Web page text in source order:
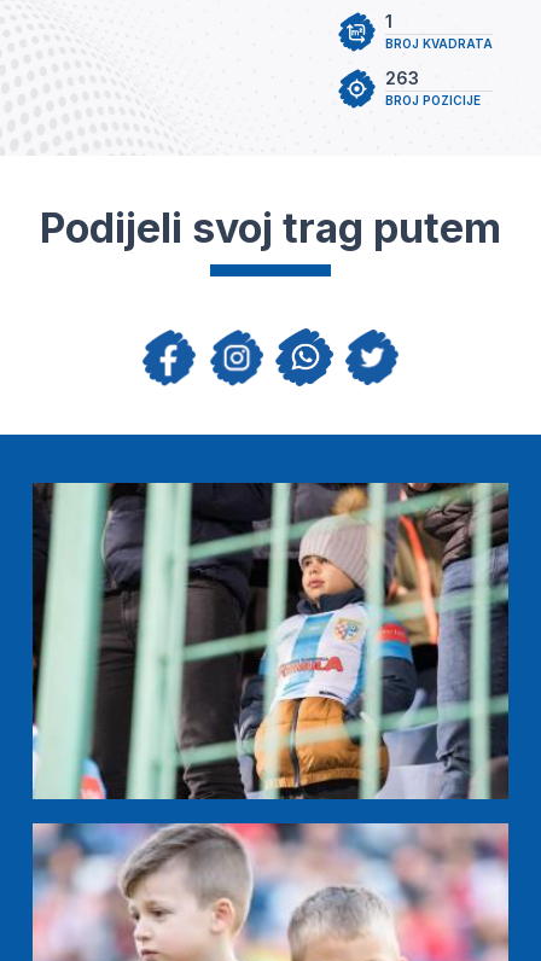
BROJ KVADRATA
1
BROJ POZICIJE
263
Podijeli svoj trag putem